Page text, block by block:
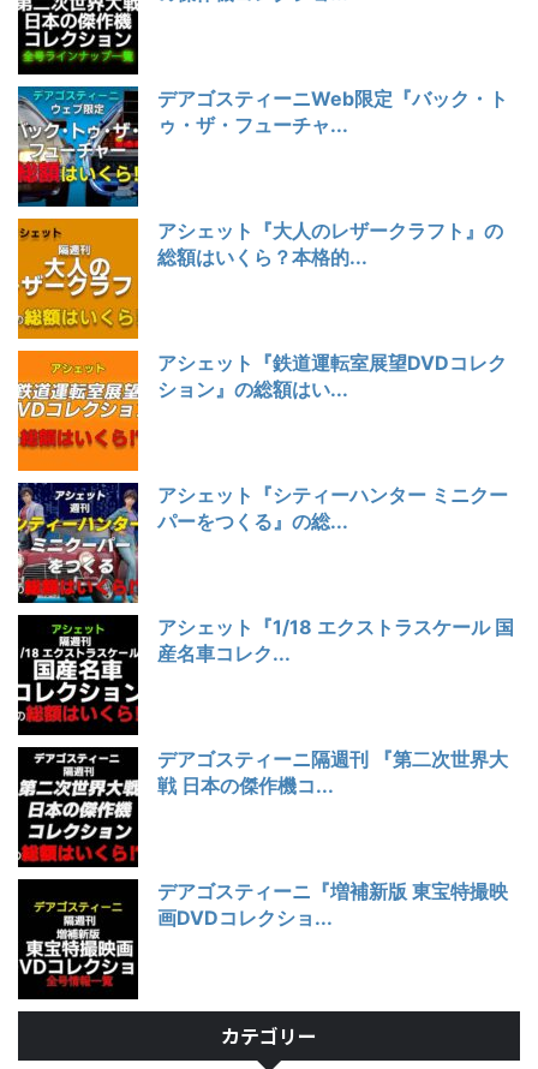
デアゴスティーニWeb限定『バック・ト
ゥ・ザ・フューチャ...
アシェット『大人のレザークラフト』の
総額はいくら？本格的...
アシェット『鉄道運転室展望DVDコレク
ション』の総額はい...
アシェット『シティーハンター ミニクー
パーをつくる』の総...
アシェット『1/18 エクストラスケール 国
産名車コレク...
デアゴスティーニ隔週刊 『第二次世界大
戦 日本の傑作機コ...
デアゴスティーニ『増補新版 東宝特撮映
画DVDコレクショ...
カテゴリー